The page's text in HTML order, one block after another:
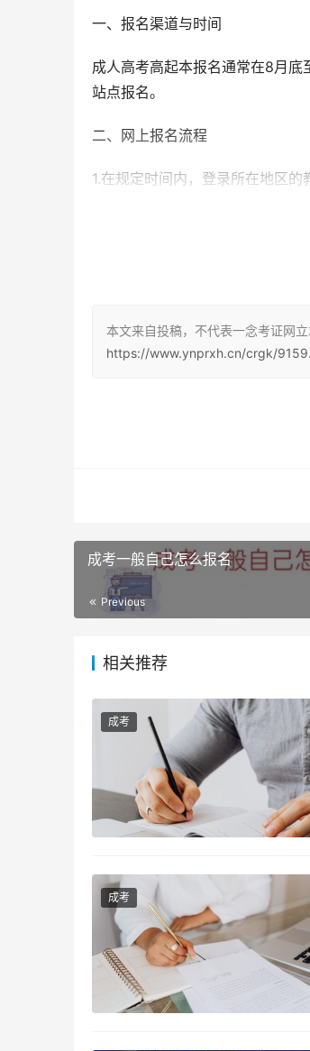
一、报名渠道与时间
成人高考高起本报名通常在8月
站点报名。
二、网上报名流程
1.在规定时间内，登录所在地区的
5.选择志愿高校及专业，完成报名
网上输入报名信息后，考生需在
2.考生需按照要求缴纳报名考务
五、报考条件与资料
1.考生需提供前置证书，如高中、
2.非户籍地考试的考生需提供工
六、考试科目与学制
成人高考高起本共有四个考试科
七、报名注意事项
1.考生务必在规定的时间内完成网
2.考生可选择自己报名，也可寻
名则需提前将自己的资料交给机构
总结，想要报考成人高考高起本
认以及网上缴费等流程。
本文来自投稿，不代表一念考证网
https://www.ynprxh.cn/crgk/
成考一般自己怎么报名
Previous
相关推荐
成考
成考